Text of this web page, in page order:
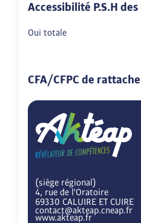
Accessibilité P.S.H
Oui totale
CFA/CFPC de
(siège régional)
4, rue de l'Oratoire
69330 CALUIRE ET CUIRE
contact@akteap.cneap.fr
www.akteap.fr